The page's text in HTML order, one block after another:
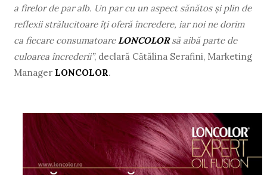
a firelor de par alb. Un par cu un aspect sănătos și plin de
reflexii strălucitoare îți oferă încredere, iar noi ne dorim
ca fiecare consumatoare LONCOLORsă aibă parte de
culoarea încrederii”, declară Cătălina Serafini, Marketing
Manager LONCOLOR.